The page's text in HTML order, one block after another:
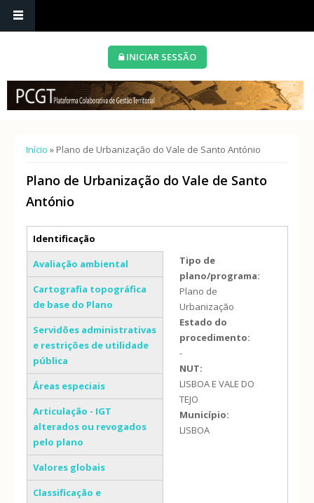
INICIAR SESSÃO
Está aqui
Início » Plano de Urbanização do Vale de Santo António
Plano de Urbanização do Vale de Santo
António
Separadores verticais
Identificação
(separador ativo)
Avaliação ambiental
Cartografia topográfica
de base do Plano
Servidões administrativas
e restrições de utilidade
pública
Áreas especiais
Articulação - IGT
alterados ou revogados
pelo plano
Valores globais
Classificação e
Tipo de
plano/programa:
Plano de
Urbanização
Estado do
procedimento:
-
NUT:
LISBOA E VALE DO
TEJO
Município:
LISBOA